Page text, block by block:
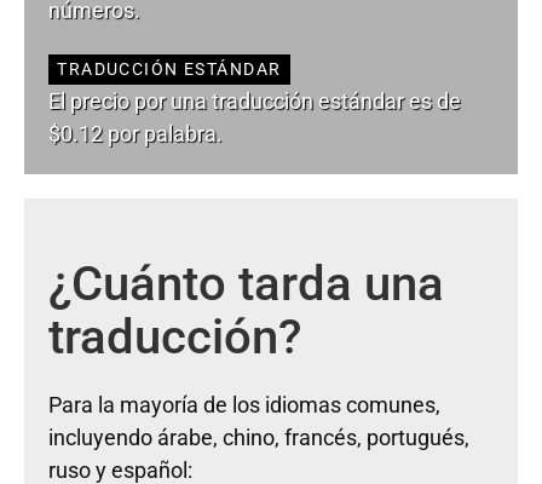
números.
TRADUCCIÓN ESTÁNDAR
El precio por una traducción estándar es de
$0.12 por palabra.
¿Cuánto tarda una
traducción?
Para la mayoría de los idiomas comunes,
incluyendo árabe, chino, francés, portugués,
ruso y español: